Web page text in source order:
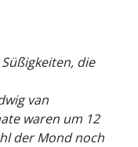
Süßigkeiten, die
van
waren um 12
der Mond noch